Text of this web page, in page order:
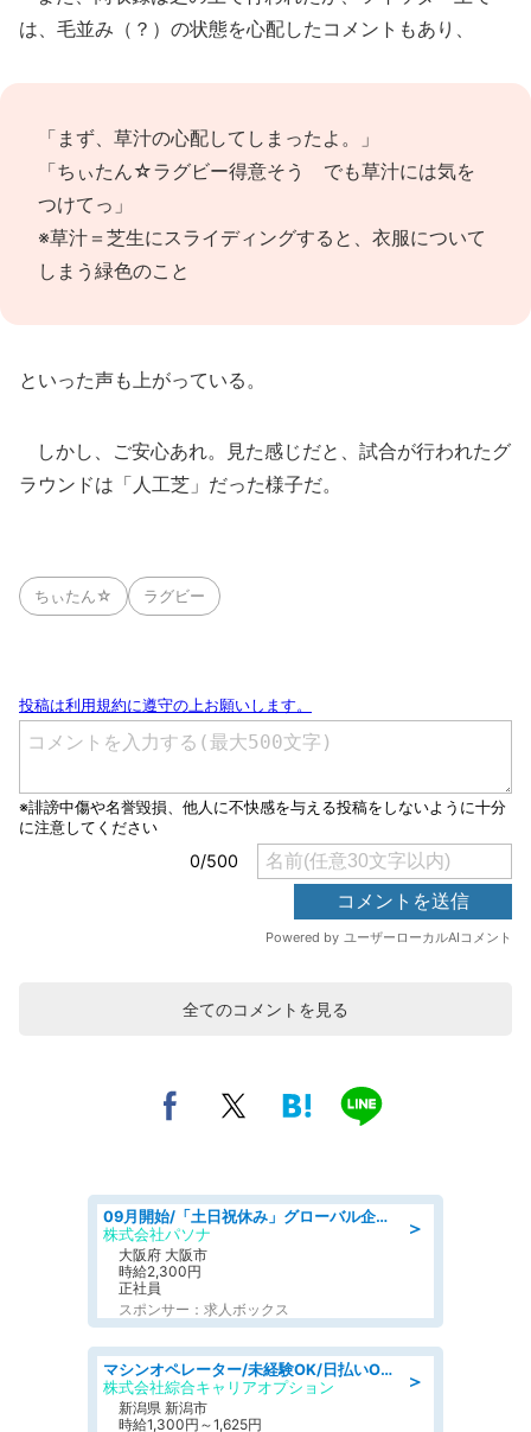
は、毛並み（？）の状態を心配したコメントもあり、
「まず、草汁の心配してしまったよ。」
「ちぃたん☆ラグビー得意そう でも草汁には気を
つけてっ」
※草汁＝芝生にスライディングすると、衣服について
しまう緑色のこと
といった声も上がっている。
しかし、ご安心あれ。見た感じだと、試合が行われたグ
ラウンドは「人工芝」だった様子だ。
ちぃたん☆ ラグビー
全てのコメントを見る
＞
09月開始/「土日祝休み」グローバル企業での産業保健のお仕事/保健師/高時給/残業なし/服装自由
株式会社パソナ
大阪府 大阪市
時給2,300円
正社員
スポンサー：求人ボックス
＞
マシンオペレーター/未経験OK/日払いOK/寮費無料/交替制/20・30・40代活躍中
株式会社綜合キャリアオプション
新潟県 新潟市
時給1,300円～1,625円